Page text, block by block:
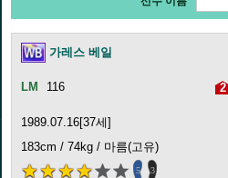
가레스 베일
116 2
1989.07.16[37세]
183cm / 74kg / 마름(고유)
5 3